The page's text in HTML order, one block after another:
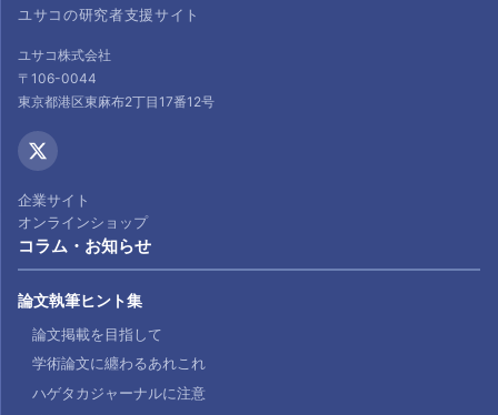
ユサコの研究者支援サイト
ユサコ株式会社
〒106-0044
東京都港区東麻布2丁目17番12号
企業サイト
オンラインショップ
コラム・お知らせ
論文執筆ヒント集
論文掲載を目指して
学術論文に纏わるあれこれ
ハゲタカジャーナルに注意